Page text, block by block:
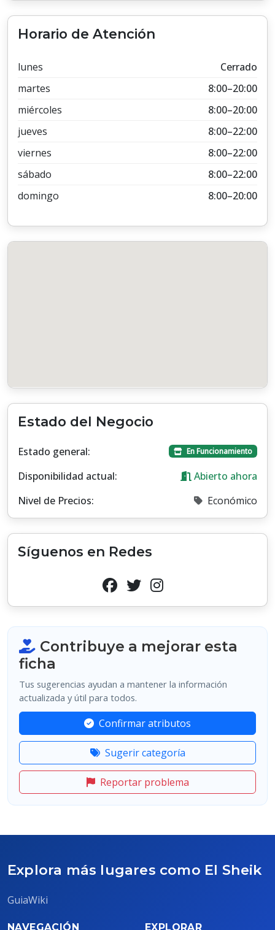
Horario de Atención
lunes
Cerrado
martes
8:00–20:00
miércoles
8:00–20:00
jueves
8:00–22:00
viernes
8:00–22:00
sábado
8:00–22:00
domingo
8:00–20:00
Estado del Negocio
Estado general: En Funcionamiento
Disponibilidad actual:
Abierto ahora
Nivel de Precios:
Económico
Síguenos en Redes
Contribuye a mejorar esta
ficha
Tus sugerencias ayudan a mantener la información
actualizada y útil para todos.
Confirmar atributos
Sugerir categoría
Reportar problema
Explora más lugares como El Sheik
GuiaWiki
NAVEGACIÓN EXPLORAR